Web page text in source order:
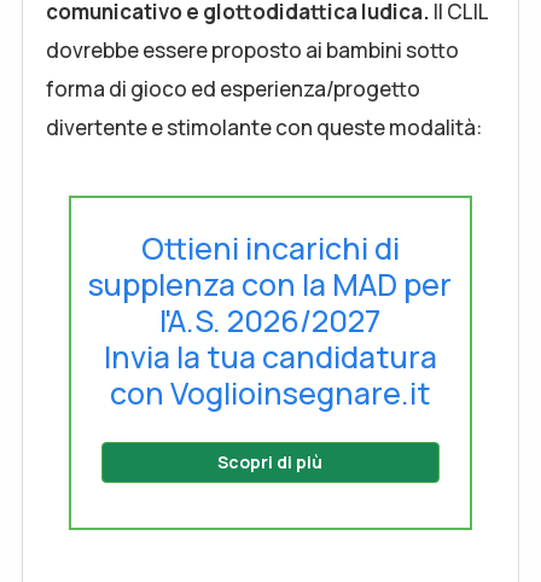
comunicativo e glottodidattica ludica. Il CLIL
dovrebbe essere proposto ai bambini sotto
forma di gioco ed esperienza/progetto
divertente e stimolante con queste modalità:
Ottieni incarichi di
supplenza con la MAD per
l'A.S. 2026/2027
Invia la tua candidatura
con Voglioinsegnare.it
Scopri di più